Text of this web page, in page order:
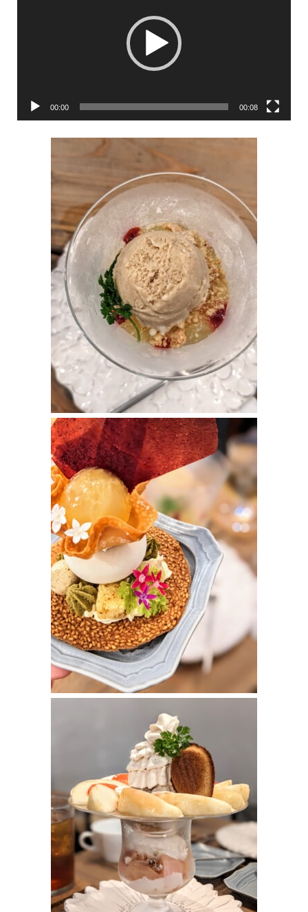
00:00 00:08